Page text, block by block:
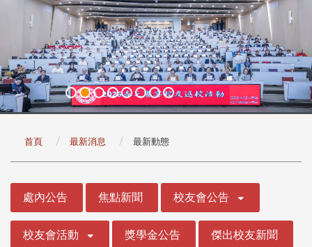
首頁 最新消息 最新動態
處內公告 焦點新聞 校友會公告
校友會活動 獎學金公告 傑出校友新聞